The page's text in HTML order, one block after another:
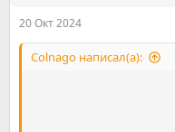
20 Окт 2024
Colnago написал(а):